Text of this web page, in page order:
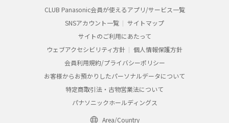
CLUB Panasonic会員が使えるアプリ/サービス一覧
SNSアカウント一覧
サイトマップ
サイトのご利用にあたって
ウェブアクセシビリティ方針
個人情報保護方針
会員利用規約/プライバシーポリシー
お客様からお預かりしたパーソナルデータについて
特定商取引法・古物営業法について
パナソニックホールディングス
Area/Country